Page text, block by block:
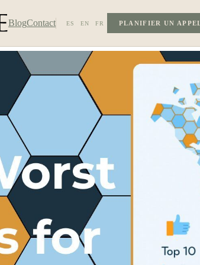
BlogContact ES EN FR PLANIFIER UN